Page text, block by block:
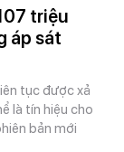
triệu
áp sát
tục được xả
là tín hiệu cho
bản mới